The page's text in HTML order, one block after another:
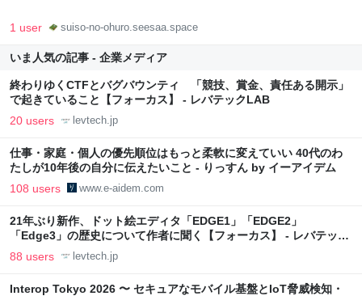
1 user suiso-no-ohuro.seesaa.space
いま人気の記事 - 企業メディア
終わりゆくCTFとバグバウンティ 「競技、賞金、責任ある開示」
で起きていること【フォーカス】 - レバテックLAB
20 users levtech.jp
仕事・家庭・個人の優先順位はもっと柔軟に変えていい 40代のわ
たしが10年後の自分に伝えたいこと - りっすん by イーアイデム
108 users www.e-aidem.com
21年ぶり新作、ドット絵エディタ「EDGE1」「EDGE2」
「Edge3」の歴史について作者に聞く【フォーカス】 - レバテック
LAB
88 users levtech.jp
Interop Tokyo 2026 〜 セキュアなモバイル基盤とIoT脅威検知・